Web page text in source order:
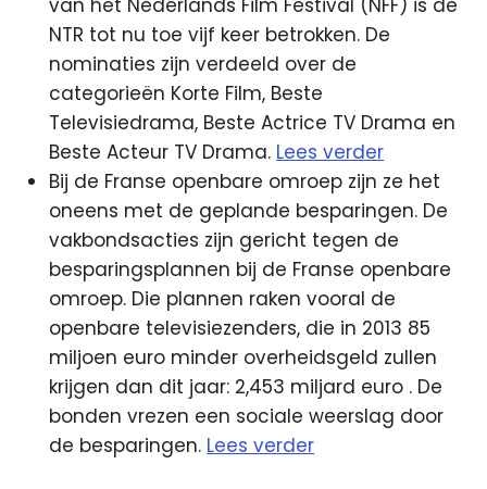
van het Nederlands Film Festival (NFF) is de
NTR tot nu toe vijf keer betrokken. De
nominaties zijn verdeeld over de
categorieën Korte Film, Beste
Televisiedrama, Beste Actrice TV Drama en
Beste Acteur TV Drama. Lees verder
Bij de Franse openbare omroep zijn ze het
oneens met de geplande besparingen. De
vakbondsacties zijn gericht tegen de
besparingsplannen bij de Franse openbare
omroep. Die plannen raken vooral de
openbare televisiezenders, die in 2013 85
miljoen euro minder overheidsgeld zullen
krijgen dan dit jaar: 2,453 miljard euro . De
bonden vrezen een sociale weerslag door
de besparingen. Lees verder